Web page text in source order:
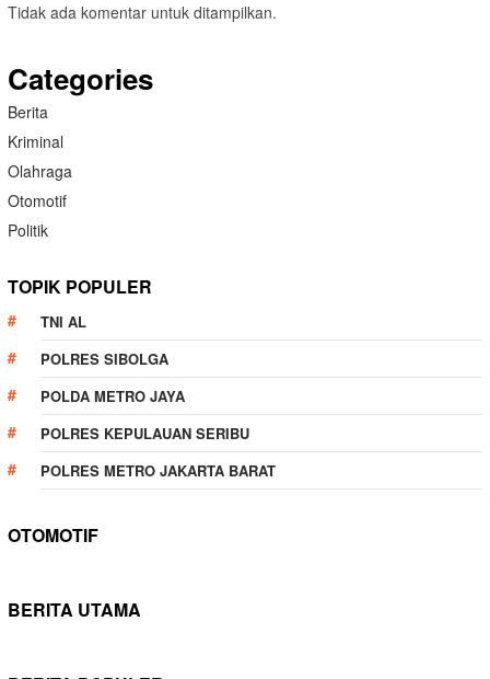
Tidak ada komentar untuk ditampilkan.
Categories
Berita
Kriminal
Olahraga
Otomotif
Politik
TOPIK POPULER
TNI AL
POLRES SIBOLGA
POLDA METRO JAYA
POLRES KEPULAUAN SERIBU
POLRES METRO JAKARTA BARAT
OTOMOTIF
BERITA UTAMA